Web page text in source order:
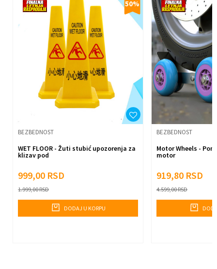
Poruka
Anti-spam zaštita - izračunajte koliko je 4 + 1 :
50%
BEZBEDNOST
WET FLOOR - Žuti stubić upozorenja za
klizav pod
999,00 RSD
1.999,00RSD
DODAJ U KORPU
BEZBEDNOST
Motor Wheels -
motor
919,80 RSD
4.599,00RSD